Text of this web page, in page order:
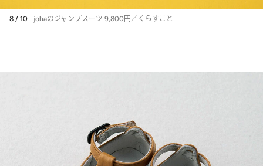
8 / 10 johaのジャンプスーツ 9,800円／くらすこと